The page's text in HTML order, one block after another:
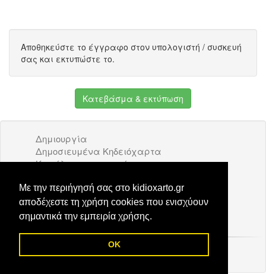
Με την περιήγησή σας στο kidioxarto.gr
αποδέχεστε τη χρήση cookies που ενισχύουν
σημαντικά την εμπειρία χρήσης.
OK
Αποθηκεύστε το έγγραφο στον υπολογιστή / συσκευή
σας και εκτυπώστε το.
Κατεβάσμα & εκτύπωση
Δημιουργία
Δημοσιευμένα Κηδειόχαρτα
Κατάλογος επιχειρήσεων
Διαφήμιση
Επικοινωνία
© 2026 Kidioxarto.gr /Επικοινωνία